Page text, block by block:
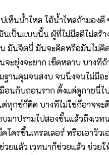
นน้ำไหล โอ้น้ำไหลถ้ามอง
นเป็นแบบนั้น ผู้ที่ไม่มีสติไม่
นจิตนี่ มันจะคิดหรือมันไม่คิด
จะยุ่งจะยาก เข็ดหลาบ บา
านคุมจนสงบ จนนิ่งจนไม่มีอ
อนกับถอนราก ตั้งแต่ดูกายนี่
ทุกข์ก็ติด บางทีไม่ใช่ก็อาจ
มาปรามไปสองขั้นแล้วถึงเ
ครขึ้นเทรลเลอร์ หรือเอาวั
ยแล้ว เวทนาก็ช่วยแล้ว ช่ว